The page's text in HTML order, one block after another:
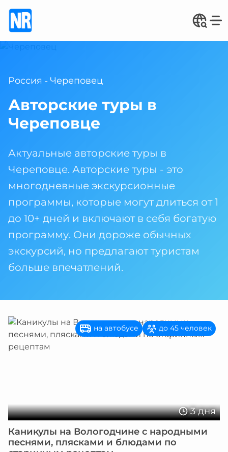
Россия - Череповец
Авторские туры в
Череповце
Актуальные авторские туры в
Череповце. Авторские туры - это
многодневные экскурсионные
программы, которые могут длиться от 1
до 10+ дней и включают в себя богатую
программу. Они дороже обычных
экскурсий, но предлагают туристам
больше впечатлений.
3 дня
на автобусе до 45 человек
Каникулы на Вологодчине с народными
песнями, плясками и блюдами по